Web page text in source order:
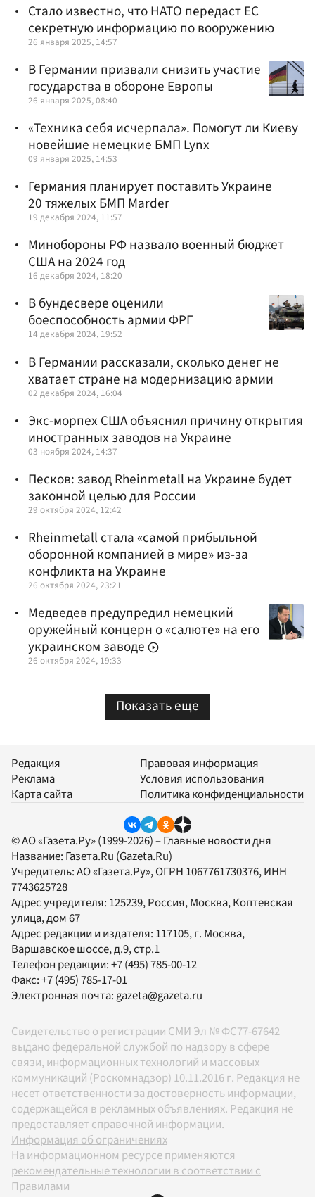
Стало известно, что НАТО передаст ЕС
секретную информацию по вооружению
26 января 2025, 14:57
В Германии призвали снизить участие
государства в обороне Европы
26 января 2025, 08:40
«Техника себя исчерпала». Помогут ли Киеву
новейшие немецкие БМП Lynx
09 января 2025, 14:53
Германия планирует поставить Украине
20 тяжелых БМП Marder
19 декабря 2024, 11:57
Минобороны РФ назвало военный бюджет
США на 2024 год
16 декабря 2024, 18:20
В бундесвере оценили
боеспособность армии ФРГ
14 декабря 2024, 19:52
В Германии рассказали, сколько денег не
хватает стране на модернизацию армии
02 декабря 2024, 16:04
Экс-морпех США объяснил причину открытия
иностранных заводов на Украине
03 ноября 2024, 14:37
Песков: завод Rheinmetall на Украине будет
законной целью для России
29 октября 2024, 12:42
Rheinmetall стала «самой прибыльной
оборонной компанией в мире» из-за
конфликта на Украине
26 октября 2024, 23:21
Медведев предупредил немецкий
оружейный концерн о «салюте» на его
украинском заводе
26 октября 2024, 19:33
Показать еще
Редакция
Реклама
Карта сайта
Правовая информация
Условия использования
Политика конфиденциальности
© АО «Газета.Ру» (1999-2026) – Главные новости дня
Название: Газета.Ru (Gazeta.Ru)
Учредитель:АО «Газета.Ру», ОГРН 1067761730376, ИНН
7743625728
Адрес учредителя: 125239, Россия, Москва, Коптевская
улица, дом 67
Адрес редакции и издателя: 117105, г. Москва,
Варшавское шоссе, д.9, стр.1
Телефон редакции:+7 (495) 785-00-12
Факс:+7 (495) 785-17-01
Электронная почта:gazeta@gazeta.ru
Свидетельство о регистрации СМИ Эл № ФС77-67642
выдано федеральной службой по надзору в сфере
связи, информационных технологий и массовых
коммуникаций (Роскомнадзор) 10.11.2016 г. Редакция не
несет ответственности за достоверность информации,
содержащейся в рекламных объявлениях. Редакция не
предоставляет справочной информации.
Информация об ограничениях
На информационном ресурсе применяются
рекомендательные технологии в соответствии с
Правилами